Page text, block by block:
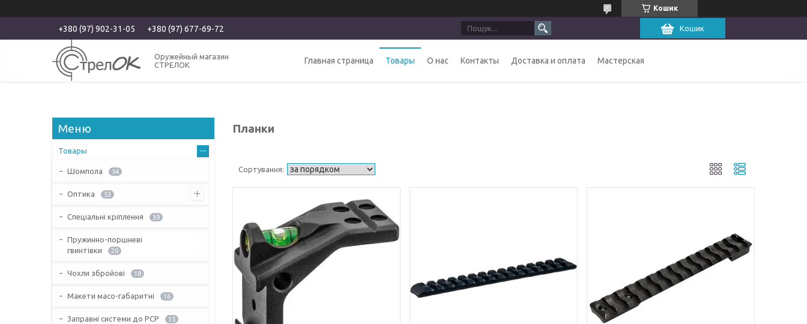
Кошик
+380 (97) 902-31-05 +380 (97) 677-69-72 Кошик
Оружейный магазин
СТРЕЛОК
Главная страница Товары О нас Контакты Доставка и оплата Мастерская
Планки
Товары
Шомпола 54
Оптика 53
Спеціальні кріплення 39
Пружинно-поршневі
гвинтівки
20
Чохли збройові 18
Макети масо-габаритні 16
Заправні системи до PCP 15